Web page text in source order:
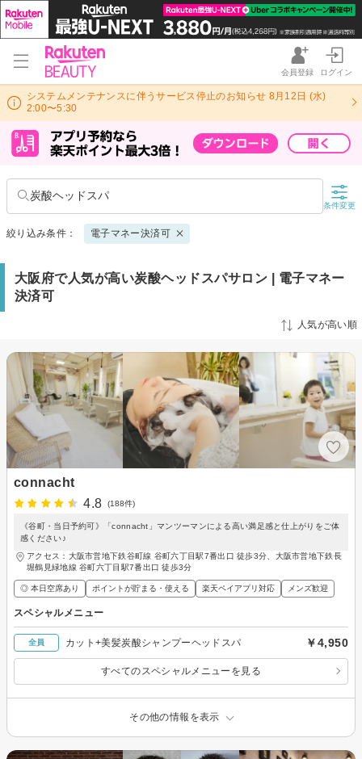
会員登録 ログイン
システムメンテナンスに伴うサービス停止のお知らせ 8月12日 (水)
2:00〜5:30
炭酸ヘッドスパ
条件変更
絞り込み条件： 電子マネー決済可
大阪府で人気が高い炭酸ヘッドスパサロン | 電子マネー
決済可
人気が高い順
connacht
4.8
(188件)
《谷町・当日予約可》「connacht」マンツーマンによる高い満足感と仕上がりをご体
感ください♪
アクセス：大阪市営地下鉄谷町線 谷町六丁目駅7番出口 徒歩3分、大阪市営地下鉄長
堀鶴見緑地線 谷町六丁目駅7番出口 徒歩3分
◎ 本日空席あり ポイントが貯まる・使える 楽天ペイアプリ対応 メンズ歓迎
スペシャルメニュー
全員 カット+美髪炭酸シャンプーヘッドスパ ￥4,950
すべてのスペシャルメニューを見る
その他の情報を表示